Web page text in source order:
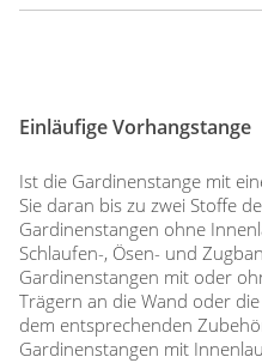
Einläufige Vorhangstange
Ist die Gardinenstange mit
Sie daran bis zu zwei Stoffe
Gardinenstangen ohne
Schlaufen-, Ösen- und
Gardinenstangen mit oder
Trägern an die Wand oder
dem entsprechenden
Gardinenstangen mit